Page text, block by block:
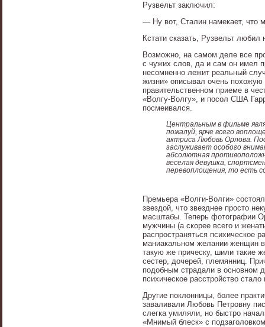
Рузвельт заключил:
— Ну вот, Сталин намекает, что
Кстати сказать, Рузвельт
Возможно, на самом деле все
с чужих слов, да и сам он имел
несомненно лежит реальный
жизни» описывал очень похожую
правительственном приеме в
«Волгу-Волгу», и посол США
посмеивался.
Центральным в фильме
пожалуй, ярче всего
актриса Любовь Орлова.
заслуживает особого
абсолютная
веселая девушка,
перевоплощения, то есть
Премьера «Волги-Волги»
звездой, что звезднее просто
масштабы. Теперь фотографии
мужчины (а скорее всего и
распространяться психическое
маниакальном желании женщин
такую же прическу, шили такие
сестер, дочерей, племянниц.
подобным страдали в основном
психическое расстройство
Другие поклонницы, более
заваливали Любовь Петровну
слегка умиляли, но быстро
«Мнимый блеск» с